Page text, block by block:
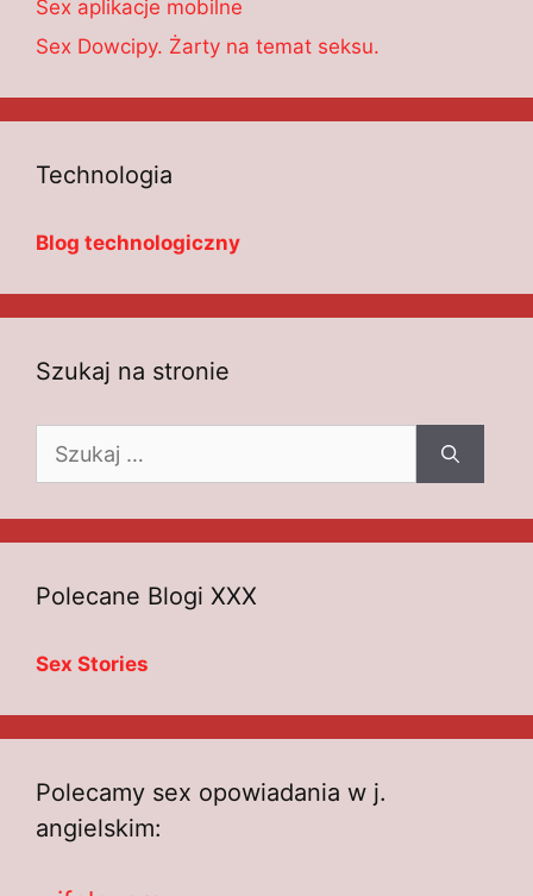
Sex aplikacje mobilne
Sex Dowcipy. Żarty na temat seksu.
Technologia
Blog technologiczny
Szukaj na stronie
Polecane Blogi XXX
Sex Stories
Polecamy sex opowiadania w j.
angielskim: